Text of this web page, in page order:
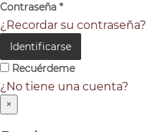
Contraseña *
¿Recordar su contraseña?
Identificarse
Recuérdeme
¿No tiene una cuenta?
×